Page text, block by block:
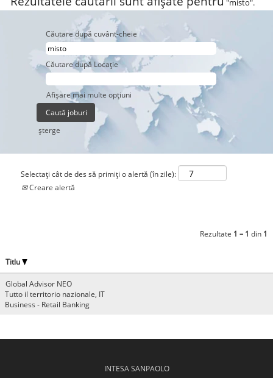
"misto".
Căutare după cuvânt-cheie
Căutare după Locație
Afișare mai multe opțiuni
şterge
Selectați cât de des să primiți o alertă (în zile):
Creare alertă
Rezultate 1 – 1 din 1
Titlu
Global Advisor NEO
Tutto il territorio nazionale, IT
Business - Retail Banking
INTESA SANPAOLO